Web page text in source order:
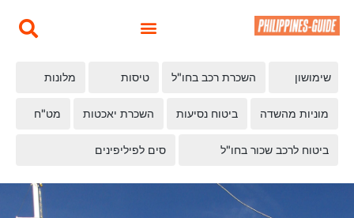
שימושון השכרת רכב בחו"ל טיסות מלונות
מוניות מהשדה ביטוח נסיעות השכרת יאכטות מט"ח
ביטוח לרכב שכור בחו"ל סים לפיליפינים